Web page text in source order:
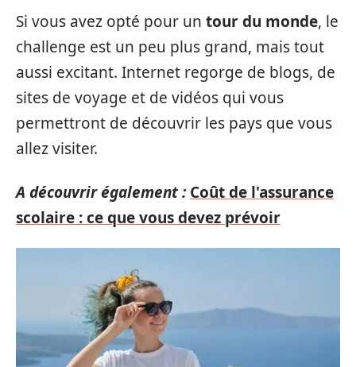
Si vous avez opté pour un tour du monde, le
challenge est un peu plus grand, mais tout
aussi excitant. Internet regorge de blogs, de
sites de voyage et de vidéos qui vous
permettront de découvrir les pays que vous
allez visiter.
A découvrir également : Coût de l'assurance
scolaire : ce que vous devez prévoir